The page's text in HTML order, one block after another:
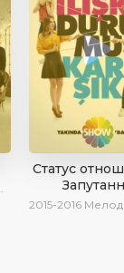
Статус
2015-2016